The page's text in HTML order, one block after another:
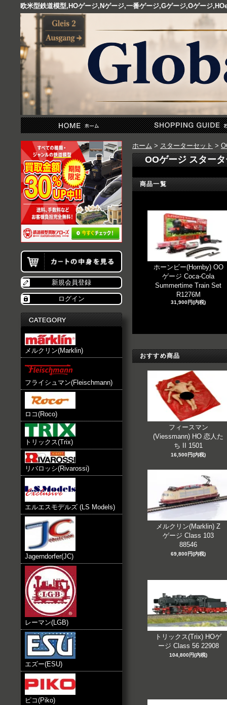
欧米型鉄道模型,HOゲージ,Nゲージ,一番ゲージ,Gゲージ,Oゲージ
新規会員登録
ログイン
メルクリン(Marklin)
フライシュマン(Fleischmann)
ロコ(Roco)
トリックス(Trix)
リバロッシ(Rivarossi)
エルエスモデルズ (LS Models)
Jagerndorfer(JC)
レーマン(LGB)
エズー(ESU)
ピコ(Piko)
ホーム > スターターセット >
OOゲージ スター
商品一覧
ホーンビー(Hornby) OO
ゲージ Coca-Cola
Summertime Train Set
R1276M
31,900円(内税)
おすすめ商品
フィースマン
(Viessmann) HO 恋人た
ち II 1501
16,500円(内税)
メルクリン(Marklin) Z
ゲージ Class 103
88546
69,800円(内税)
トリックス(Trix) HOゲ
ージ Class 56 22908
104,800円(内税)